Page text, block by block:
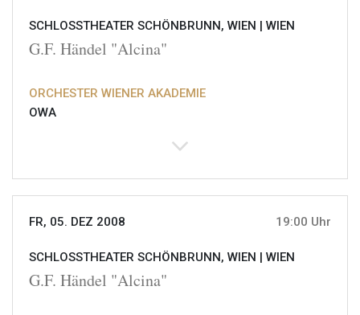
SCHLOSSTHEATER SCHÖNBRUNN, WIEN | WIEN
G.F. Händel "Alcina"
ORCHESTER WIENER AKADEMIE
OWA
FR, 05. DEZ 2008 19:00 Uhr
SCHLOSSTHEATER SCHÖNBRUNN, WIEN | WIEN
G.F. Händel "Alcina"